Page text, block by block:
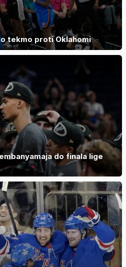
tekmo proti Oklahomi
do finala lige